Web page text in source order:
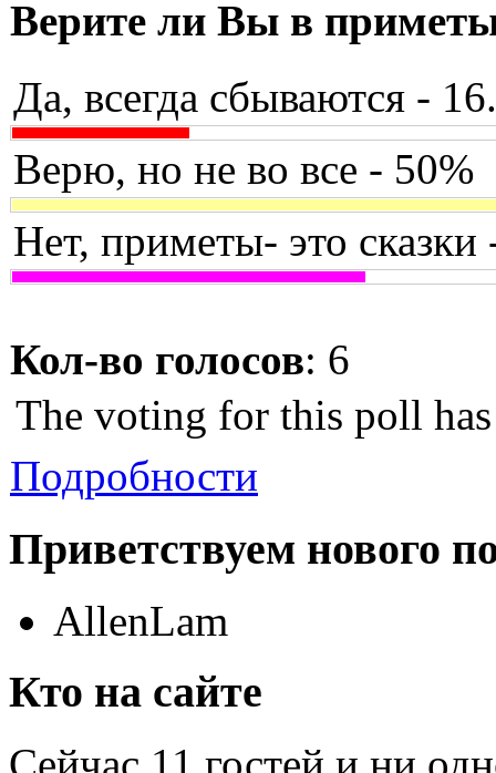
Верите ли Вы в
Да, всегда сбываются -
Верю, но не во все - 50%
Нет, приметы- это сказки
Кол-во голосов: 6
The voting for this poll
Подробности
Приветствуем нового
AllenLam
Кто на сайте